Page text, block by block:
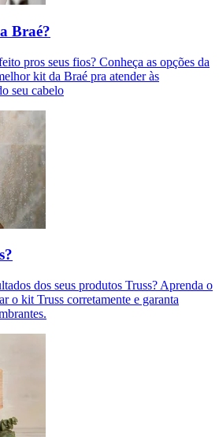
Braé?
pros seus fios? Conheça as opções da
kit da Braé pra atender às
seu cabelo
dos seus produtos Truss? Aprenda o
o kit Truss corretamente e garanta